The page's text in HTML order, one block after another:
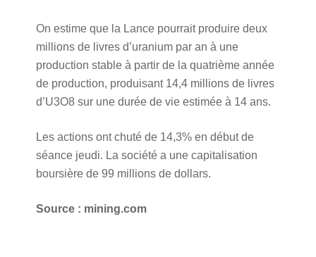
On estime que la Lance pourrait produire deux
millions de livres d’uranium par an à une
production stable à partir de la quatrième année
de production, produisant 14,4 millions de livres
d’U3O8 sur une durée de vie estimée à 14 ans.
Les actions ont chuté de 14,3% en début de
séance jeudi. La société a une capitalisation
boursière de 99 millions de dollars.
Source : mining.com